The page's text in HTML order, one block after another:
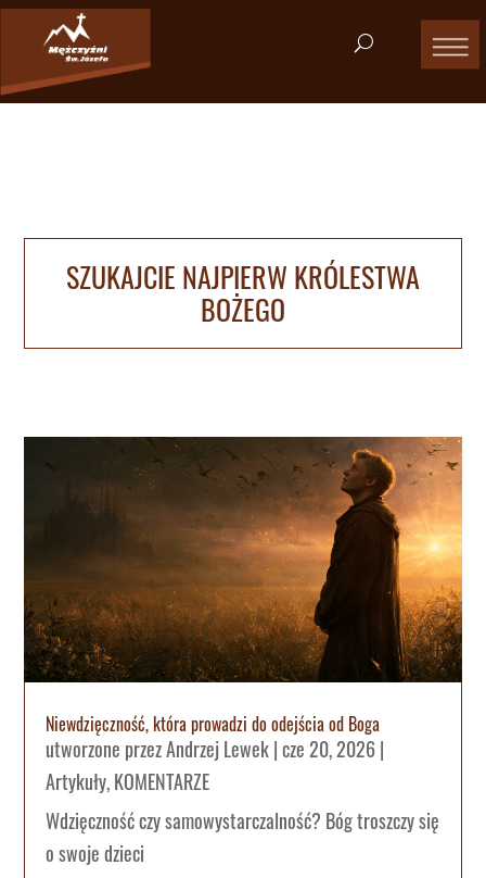
SZUKAJCIE NAJPIERW KRÓLESTWA
BOŻEGO
Niewdzięczność, która prowadzi do odejścia od Boga
utworzone przezAndrzej Lewek|cze 20, 2026|
Artykuły,KOMENTARZE
Wdzięczność czy samowystarczalność? Bóg troszczy się
o swoje dzieci